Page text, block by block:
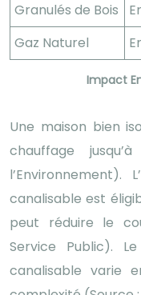
Impact
Granulés de Bois
Gaz Naturel
Une maison bien
chauffage
l’Environnement).
canalisable est
peut réduire le
Service Public).
canalisable varie